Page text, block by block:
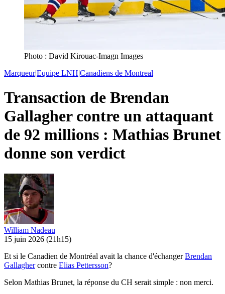
Photo : David Kirouac-Imagn Images
Marqueur|Equipe LNH|Canadiens de Montreal
Transaction de Brendan
Gallagher contre un attaquant
de 92 millions : Mathias Brunet
donne son verdict
William Nadeau
15 juin 2026 (21h15)
Et si le Canadien de Montréal avait la chance d'échangerBrendan
Gallaghercontre Elias Pettersson?
Selon Mathias Brunet, la réponse du CH serait simple : non merci.